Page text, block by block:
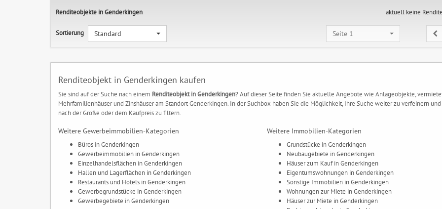
Renditeobjekte in Genderkingen
Sortierung Standard
aktuell keine
Seite 1
Renditeobjekt in Genderkingen kaufen
Sie sind auf der Suche nach einem Renditeobjekt in Genderkingen? Auf dieser Seite finden Sie aktuelle Angebote wie Anlageobjekte,
Mehrfamilienhäuser und Zinshäuser am Standort Genderkingen. In der Suchbox haben Sie die Möglichkeit, Ihre Suche weiter zu verfeinern und
nach der Größe oder dem Kaufpreis zu filtern.
Weitere Gewerbeimmobilien-Kategorien
Büros in Genderkingen
Gewerbeimmobilien in Genderkingen
Einzelhandelsflächen in Genderkingen
Hallen und Lagerflächen in Genderkingen
Restaurants und Hotels in Genderkingen
Gewerbegrundstücke in Genderkingen
Gewerbegebiete in Genderkingen
Weitere Immobilien-Kategorien
Grundstücke in Genderkingen
Neubaugebiete in Genderkingen
Häuser zum Kauf in Genderkingen
Eigentumswohnungen in Genderkingen
Sonstige Immobilien in Genderkingen
Wohnungen zur Miete in Genderkingen
Häuser zur Miete in Genderkingen